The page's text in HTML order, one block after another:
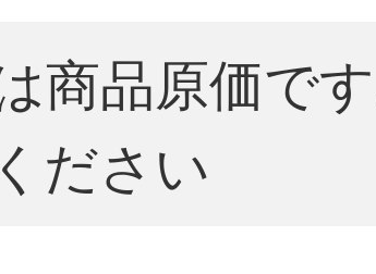
商品原価で
ださい